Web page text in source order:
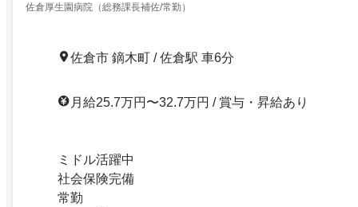
佐倉厚生園病院（総務課長補佐/常勤）
佐倉市 鏑木町 / 佐倉駅 車6分
月給25.7万円〜32.7万円 / 賞与・昇給あり
ミドル活躍中
社会保険完備
常勤